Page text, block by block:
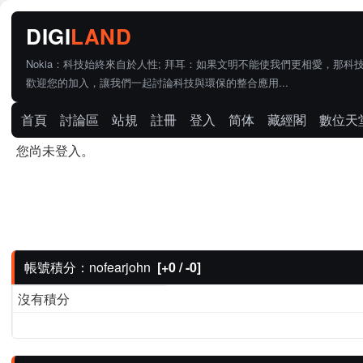
Nokia：科技始終來自於人性; 拜耳：如果文明不能使我們更相愛，那科
歡迎您的加入，讓我們一起討論科技與環保的整合應用...
首頁 討論區 站規 註冊 登入 简体 藏經閣
數位天
您尚未登入。
帳號積分：nofearjohn [+0 / -0]
沒有積分